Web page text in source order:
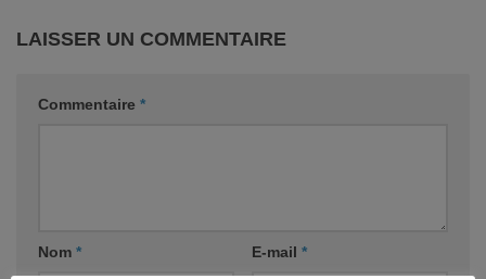
LAISSER UN COMMENTAIRE
Commentaire *
Nom * E-mail *